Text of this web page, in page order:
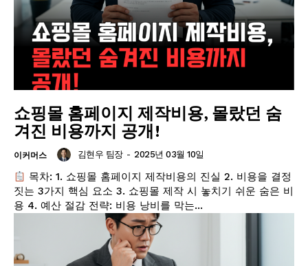
쇼핑몰 홈페이지 제작비용, 몰랐던 숨
겨진 비용까지 공개!
이커머스 김현우 팀장 - 2025년 03월 10일
목차: 1. 쇼핑몰 홈페이지 제작비용의 진실 2. 비용을 결정
짓는 3가지 핵심 요소 3. 쇼핑몰 제작 시 놓치기 쉬운 숨은 비
용 4. 예산 절감 전략: 비용 낭비를 막는...